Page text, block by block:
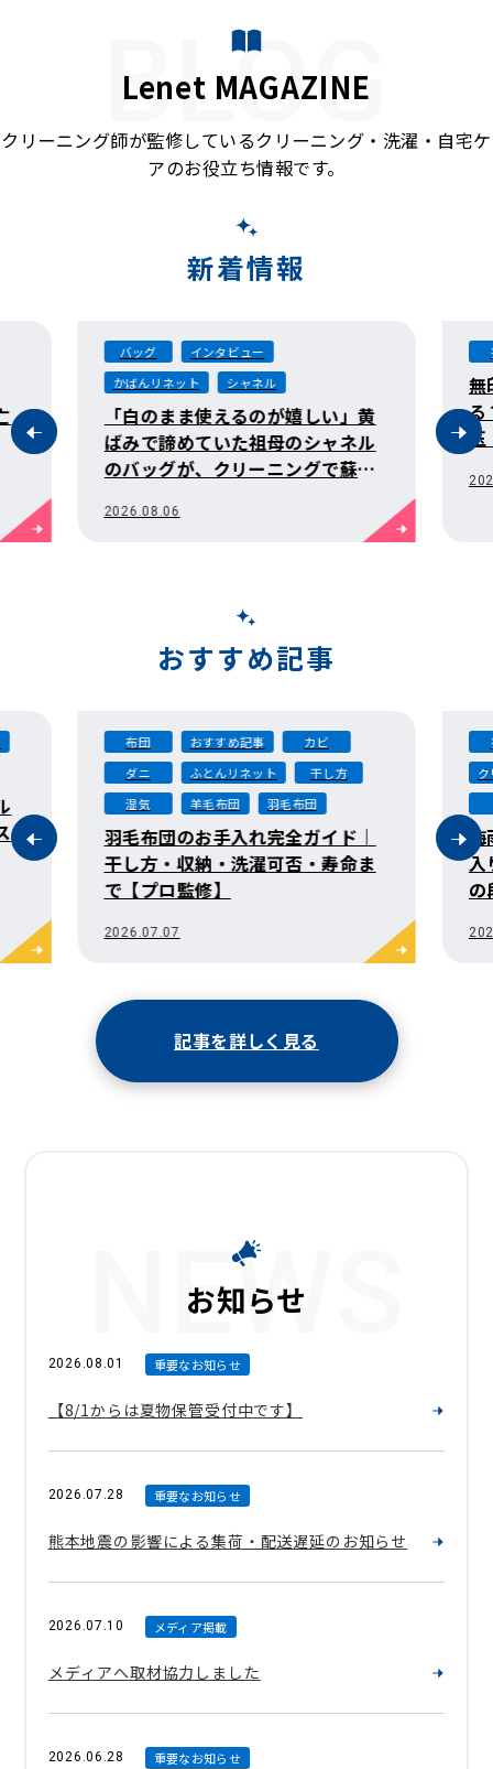
BLOG
Lenet MAGAZINE
クリーニング師が監修しているクリーニング・洗濯・自宅ケ
アのお役立ち情報です。
新着情報
バッグ
インタビュー
かばんリネット
シャネル
「白のまま使えるのが嬉しい」黄
ばみで諦めていた祖母のシャネル
のバッグが、クリーニングで蘇る
2026.08.06
無
る
おすすめ記事
布団 おすすめ記事
カビ
ダニ
ふとんリネット
干し方
湿気
羊毛布団 羽毛布団
羽毛布団のお手入れ完全ガイド｜
干し方・収納・洗濯可否・寿命ま
で【プロ監修】
2026.07.07
入
の
記事を詳しく見る
NEWS
お知らせ
2026.08.01 重要なお知らせ
【8/1からは夏物保管受付中です】
2026.07.28 重要なお知らせ
熊本地震の影響による集荷・配送遅延のお知らせ
2026.07.10 メディア掲載
メディアへ取材協力しました
2026.06.28 重要なお知らせ